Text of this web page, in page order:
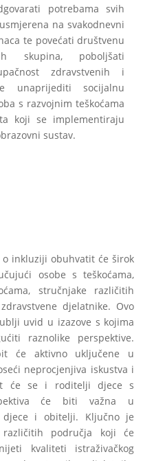
potrebama svih
na svakodnevni
te povećati društvenu
skupina, poboljšati
zdravstvenih i
unaprijediti socijalnu
s razvojnim teškoćama
koji se implementiraju
sustav.
inkluziji obuhvatit će širok
osobe s teškoćama,
stručnjake različitih
djelatnike. Ovo
uvid u izazove s kojima
raznolike perspektive.
će aktivno uključene u
neprocjenjiva iskustva i
će se i roditelji djece s
će biti važna u
djece i obitelji. Ključno je
područja koji će
kvaliteti istraživačkog